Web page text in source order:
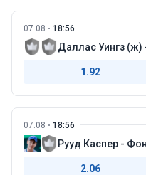
07.08 18:56
Даллас Уингз (ж)
1.92
07.08 18:56
Рууд Каспер -
2.06